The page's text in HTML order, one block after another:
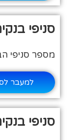
סניפי
מספר סניפי
למעבר
סניפי